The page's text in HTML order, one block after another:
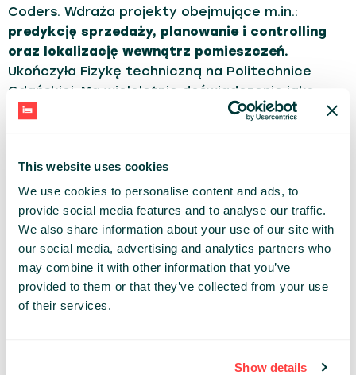
This website uses cookies
We use cookies to personalise content and ads, to
provide social media features and to analyse our traffic.
We also share information about your use of our site with
our social media, advertising and analytics partners who
may combine it with other information that you’ve
provided to them or that they’ve collected from your use
of their services.
Show details
Coders. Wdraża projekty obejmujące m.in.:
predykcję sprzedaży, planowanie i controlling
oraz lokalizację wewnątrz pomieszczeń.
Ukończyła Fizykę techniczną na Politechnice
Gdańskiej. Ma wieloletnie doświadczenie jako
menadżer i kierownik projektów w obszarach
ADVANCED DEV BLUE
Share:
PAST PRESENTATIONS
MONEY MAPPING – CZYLI O TYM, CO ŁĄCZY
ALGORYTMY ML, RFID I BRANŻĘ FASHION